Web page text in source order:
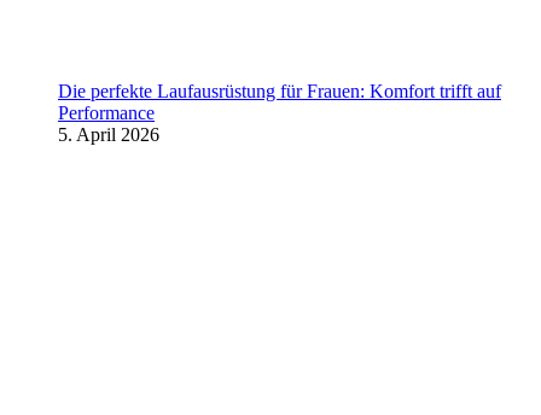
Die perfekte Laufausrüstung für Frauen: Komfort trifft auf
Performance
5. April 2026